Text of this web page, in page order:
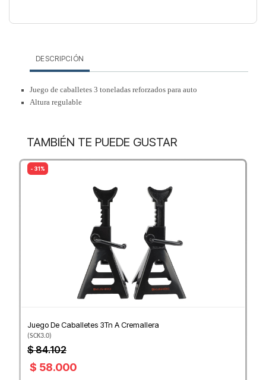
DESCRIPCIÓN
Juego de caballetes 3 toneladas reforzados para auto
Altura regulable
TAMBIÉN TE PUEDE GUSTAR
- 31%
Juego De Caballetes 3Tn A Cremallera
(SCK3.0)
$ 84.102
$ 58.000